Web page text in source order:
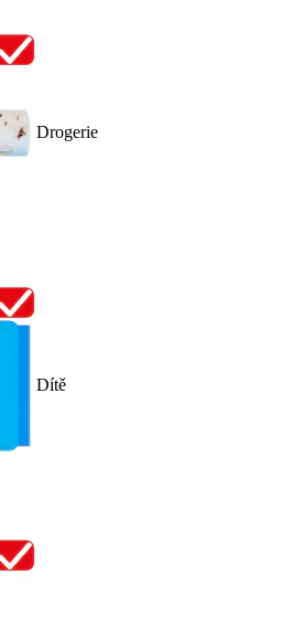
Drogerie
Dítě